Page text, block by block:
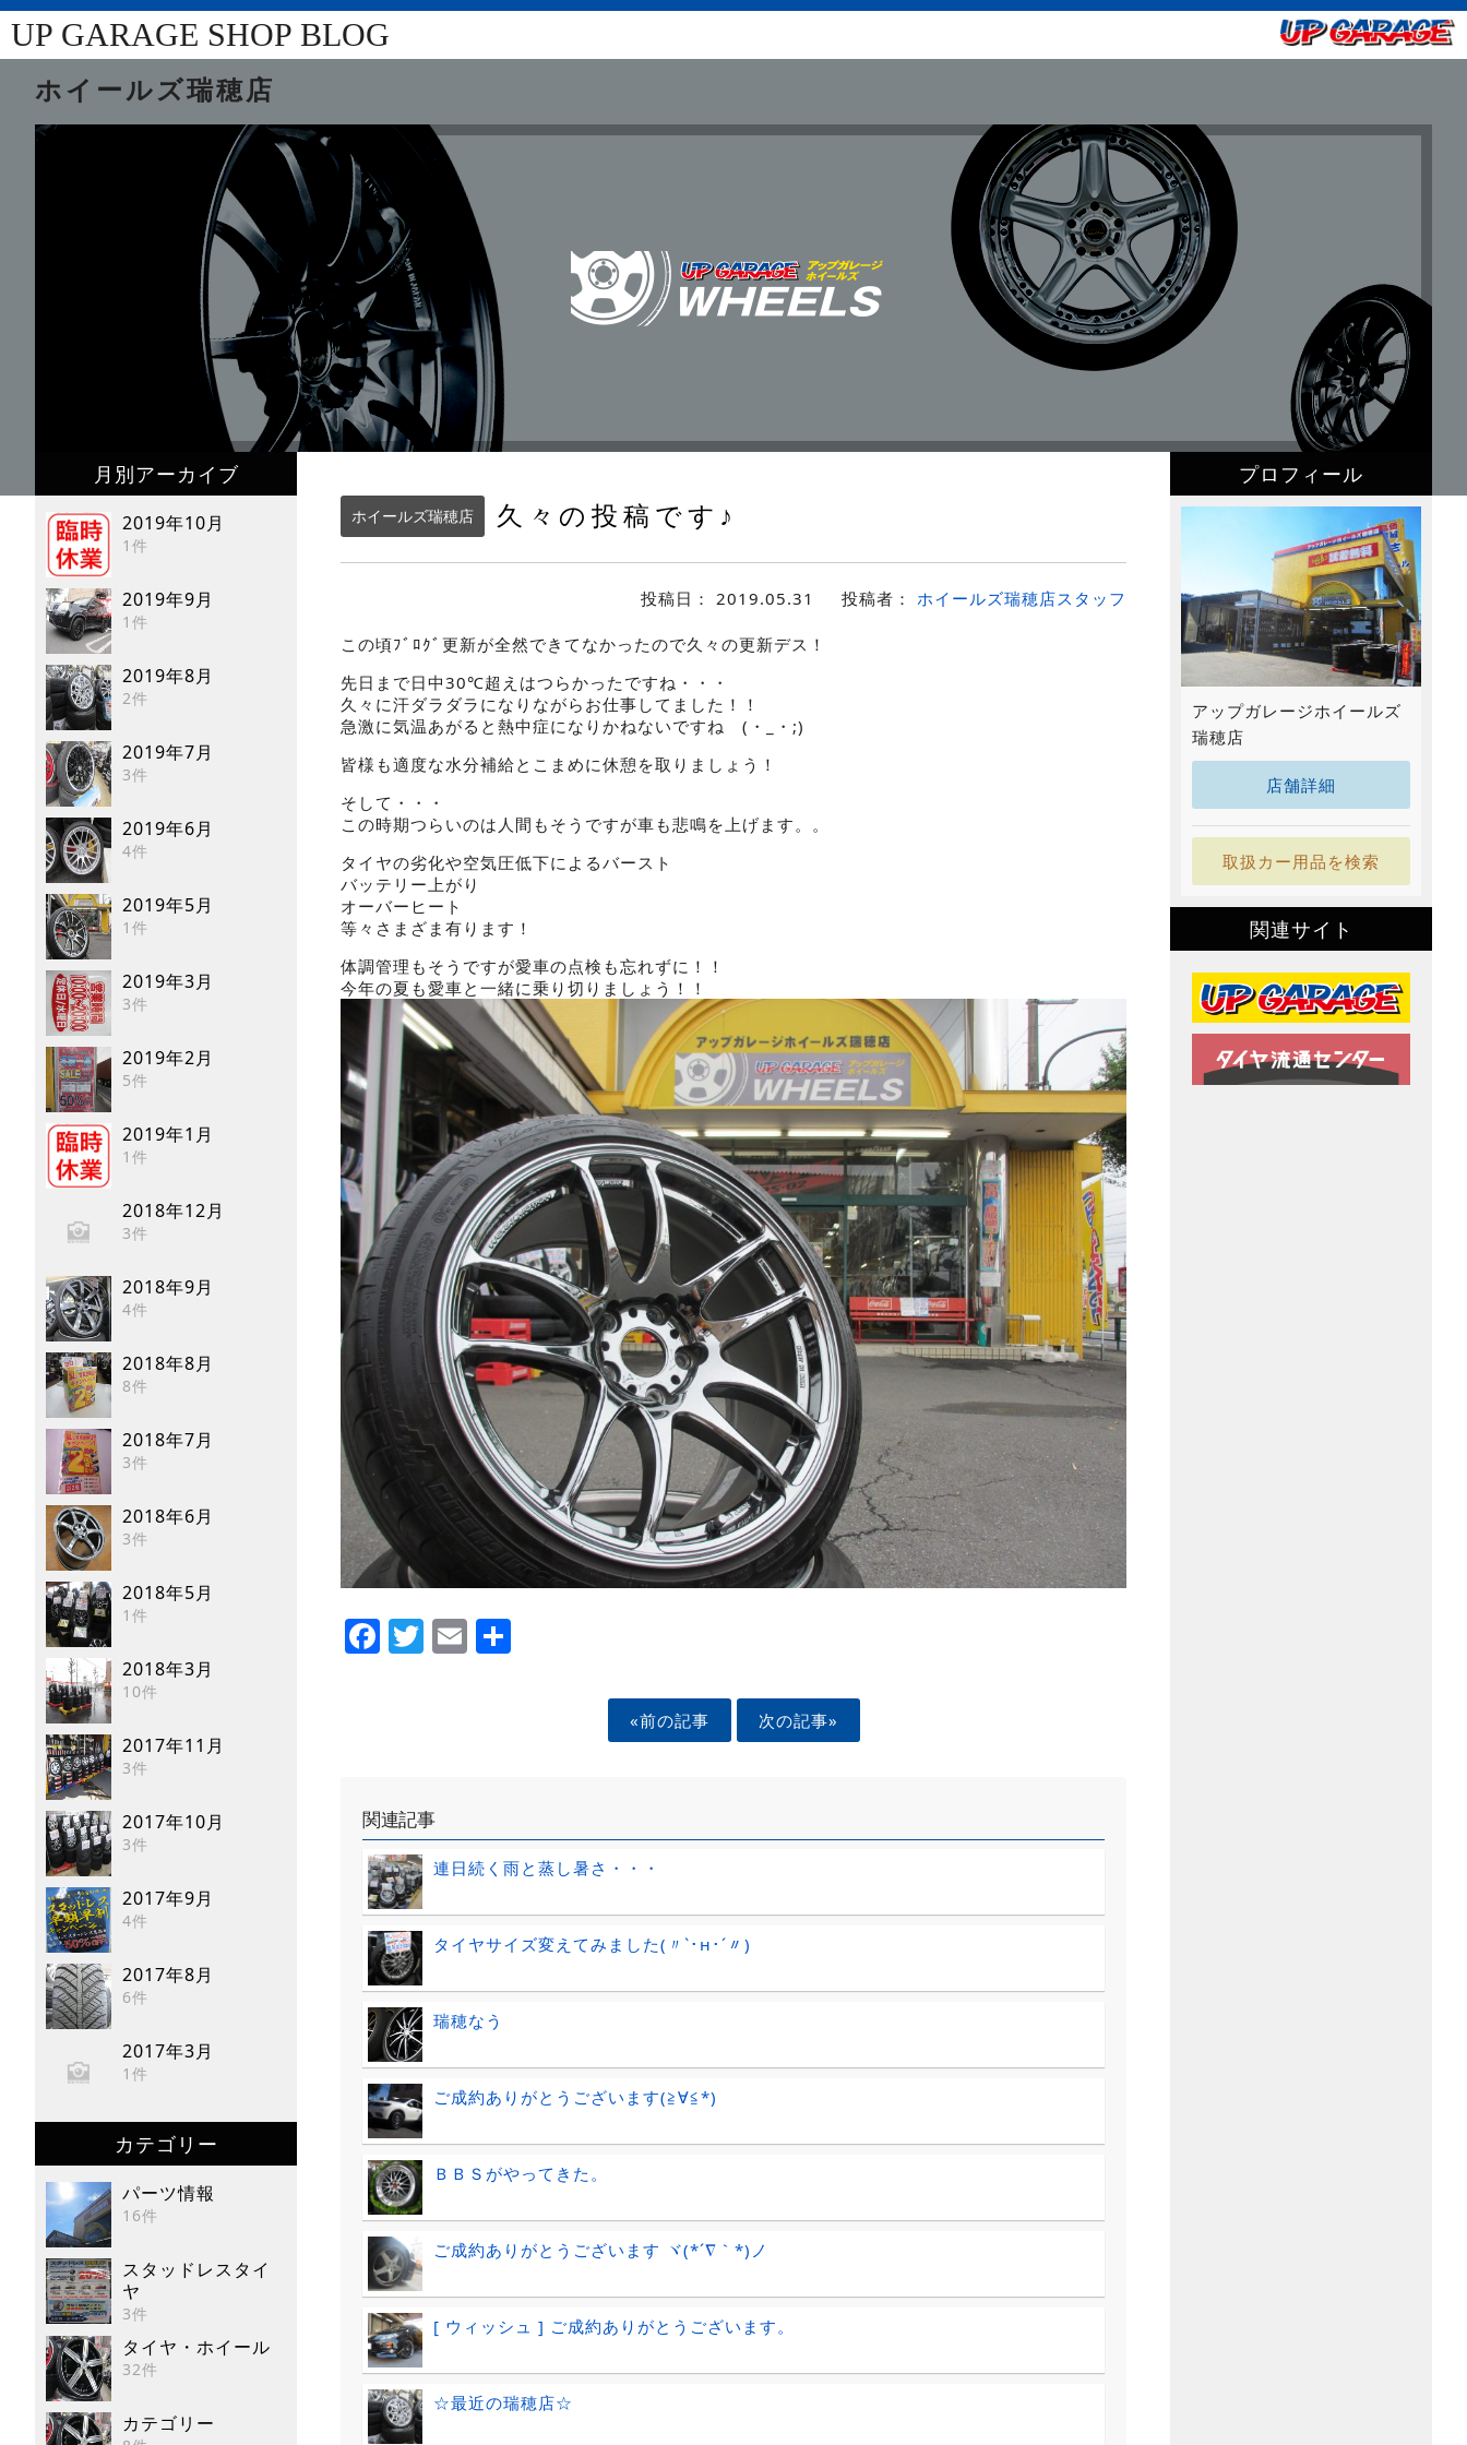
UP GARAGE SHOP BLOG
ホイールズ瑞穂店
月別アーカイブ
2019年10月
1件
2019年9月
1件
2019年8月
2件
2019年7月
3件
2019年6月
4件
2019年5月
1件
2019年3月
3件
2019年2月
5件
2019年1月
1件
2018年12月
3件
2018年9月
4件
2018年8月
8件
2018年7月
3件
2018年6月
3件
2018年5月
1件
2018年3月
10件
2017年11月
3件
2017年10月
3件
2017年9月
4件
2017年8月
6件
2017年3月
1件
カテゴリー
パーツ情報
16件
スタッドレスタイ
ヤ
3件
タイヤ・ホイール
32件
カテゴリー
ホイールズ瑞穂店 久々の投稿です♪
投稿日： 2019.05.31 投稿者： ホイールズ瑞穂店スタッフ
この頃ﾌﾞﾛｸﾞ更新が全然できてなかったので久々の更新デス！
先日まで日中30℃超えはつらかったですね・・・
久々に汗ダラダラになりながらお仕事してました！！
急激に気温あがると熱中症になりかねないですね (・_・;)
皆様も適度な水分補給とこまめに休憩を取りましょう！
そして・・・
この時期つらいのは人間もそうですが車も悲鳴を上げます。。
タイヤの劣化や空気圧低下によるバースト
バッテリー上がり
オーバーヒート
等々さまざま有ります！
体調管理もそうですが愛車の点検も忘れずに！！
今年の夏も愛車と一緒に乗り切りましょう！！
Facebook
Twitter
Email
«前の記事 次の記事»
関連記事
連日続く雨と蒸し暑さ・・・
タイヤサイズ変えてみました(〃`･н･´〃)
瑞穂なう
ご成約ありがとうございます(≧∀≦*)
ＢＢＳがやってきた。
ご成約ありがとうございます ヾ(*´∇｀*)ノ
[ ウィッシュ ] ご成約ありがとうございます。
☆最近の瑞穂店☆
プロフィール
アップガレージホイールズ
瑞穂店
店舗詳細
取扱カー用品を検索
関連サイト